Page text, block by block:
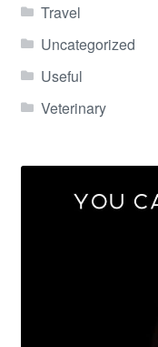
Travel
Uncategorized
Useful
Veterinary